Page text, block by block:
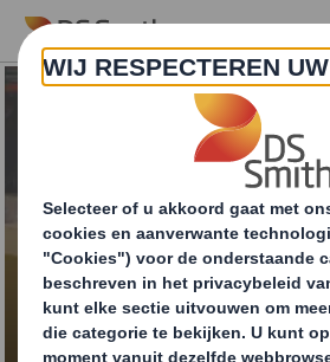
Skip to main content